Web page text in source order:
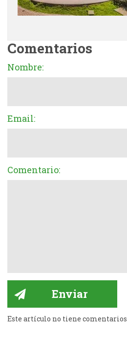
Comentarios
Nombre:
Email:
Comentario:
Este artículo no tiene comentarios